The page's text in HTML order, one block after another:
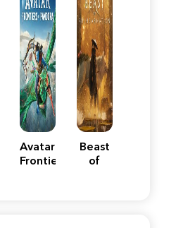
Avatar:
Frontiers
Beast
of